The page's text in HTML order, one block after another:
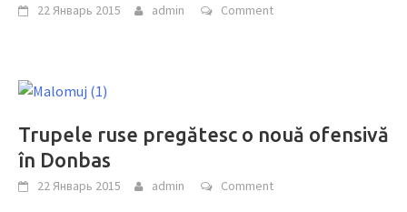
22 Январь 2015 admin Comment
Trupele ruse pregătesc o nouă ofensivă
în Donbas
22 Январь 2015 admin Comment